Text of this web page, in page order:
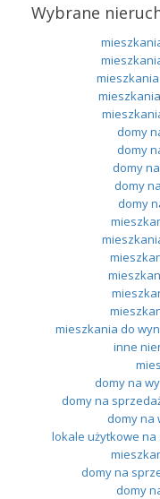
Wybrane
domy
domy
domy
domy
domy
mieszkania do
inne
domy na
domy na
domy na
lokale użytkowe na
domy na
domy